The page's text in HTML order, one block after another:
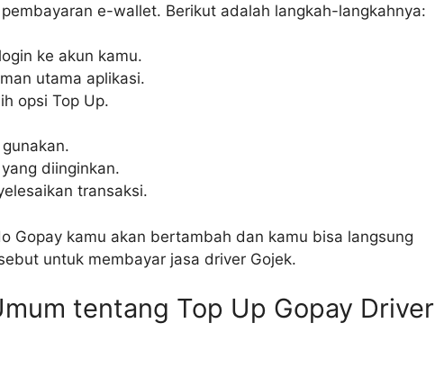
e-wallet. Berikut adalah langkah-langkahnya:
ke akun kamu.
utama aplikasi.
opsi Top Up.
diinginkan.
transaksi.
Gopay kamu akan bertambah dan kamu bisa langsung
untuk membayar jasa driver Gojek.
tentang Top Up Gopay Driver